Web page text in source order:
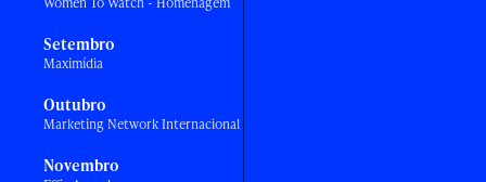
Setembro
Maximídia
Outubro
Marketing Network Internacional
Novembro